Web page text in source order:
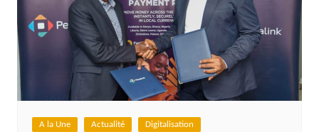
A la Une Actualité Digitalisation